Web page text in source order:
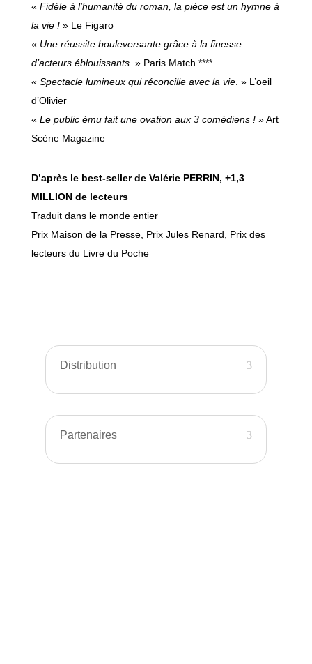
« Fidèle à l’humanité du roman, la pièce est un hymne à
la vie !» Le Figaro
« Une réussite bouleversante grâce à la finesse
d’acteurs éblouissants. » Paris Match ****
« Spectacle lumineux qui réconcilie avec la vie. » L’oeil
d’Olivier
« Le public ému fait une ovation aux 3 comédiens !» Art
Scène Magazine
D’après le best-seller de Valérie PERRIN, +1,3
MILLION de lecteurs
Traduit dans le monde entier
Prix Maison de la Presse, Prix Jules Renard, Prix des
lecteurs du Livre du Poche
Distribution
Partenaires